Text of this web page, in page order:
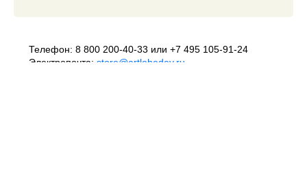
Телефон: 8 800 200-40-33 или +7 495 105-91-24
Электропочта: store@artlebedev.ru